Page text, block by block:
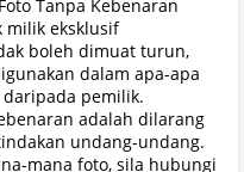
Tanpa Kebenaran
milik eksklusif
boleh dimuat turun,
dalam apa-apa
pemilik.
adalah dilarang
undang-undang.
mana foto, sila hubungi